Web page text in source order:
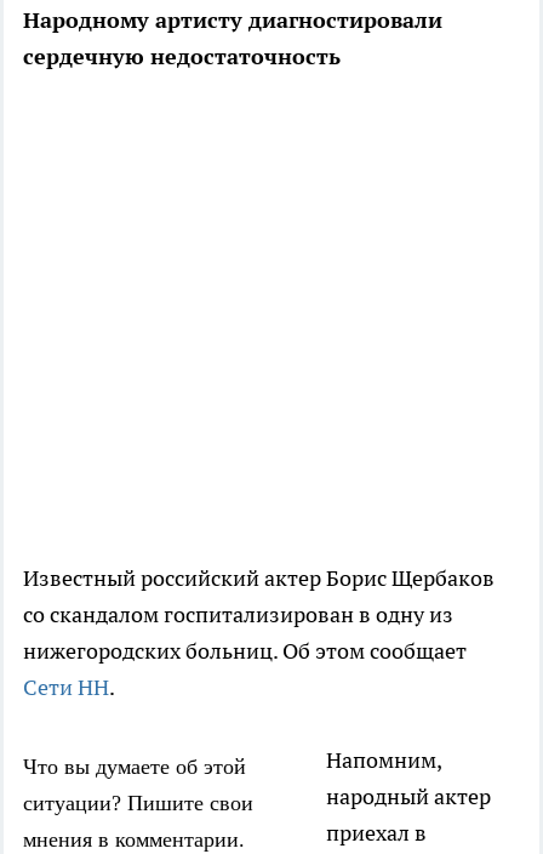
Народному артисту диагностировали
сердечную недостаточность
Известный российский актер Борис Щербаков
со скандалом госпитализирован в одну из
нижегородских больниц. Об этом сообщает
Сети НН.
Что вы думаете об этой
ситуации? Пишите свои
мнения в комментарии.
Напомним,
народный актер
приехал в